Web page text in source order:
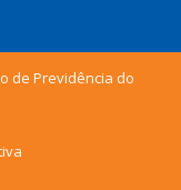
de Previdência do